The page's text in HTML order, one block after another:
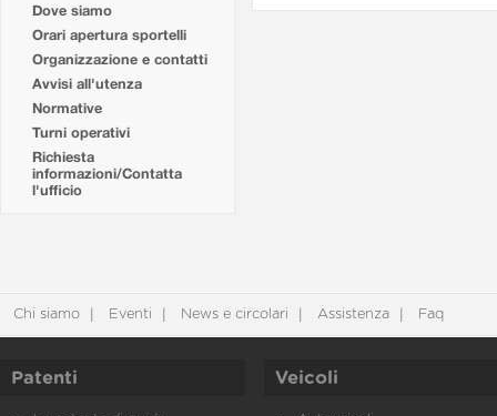
Dove siamo
Orari apertura sportelli
Organizzazione e contatti
Avvisi all'utenza
Normative
Turni operativi
Richiesta
informazioni/Contatta
l'ufficio
Chi siamo Eventi News e circolari Assistenza Faq
Patenti Veicoli